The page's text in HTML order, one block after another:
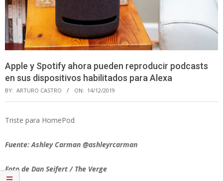
Apple y Spotify ahora pueden reproducir podcasts
en sus dispositivos habilitados para Alexa
BY: ARTURO CASTRO ON: 14/12/2019
Triste para HomePod
Fuente: Ashley Carman @ashleyrcarman
Foto de Dan Seifert / The Verge